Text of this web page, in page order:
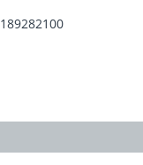
189282100